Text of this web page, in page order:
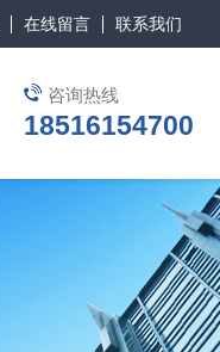
在线留言 联系我们
咨询热线
18516154700